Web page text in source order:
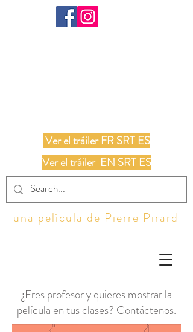
una película de Pierre Pirard
Ver el tráiler EN SRT ES
Ver el tráiler FR SRT ES
¿Eres profesor y quieres mostrar la
película en tus clases? Contáctenos.